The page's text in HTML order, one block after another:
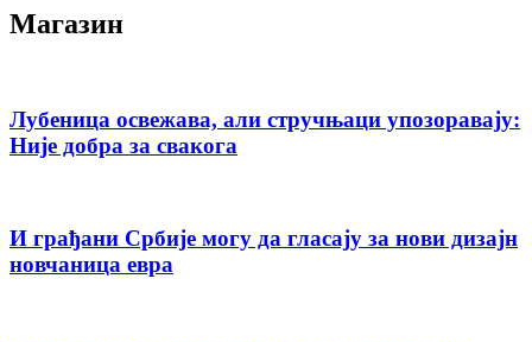
Магазин
Лубеница освежава, али стручњаци упозоравају:
Није добра за свакога
И грађани Србије могу да гласају за нови дизајн
новчаница евра